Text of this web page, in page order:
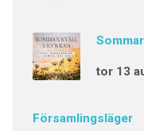
tor 13
Församlingsläger